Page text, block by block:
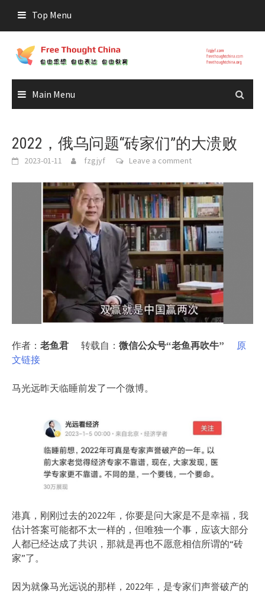
content
Top Menu
Main Menu
2022，俄乌问题“砖家们”的大溃败
2023-01-11 fzgjyf Leave a comment
作者： 老鱼君 转载自： 微信公众号“老鱼再吹牛”
原
文链接
马光远昨天临睡前发了一个微博。
港真，刚刚过去的2022年，你要是问大家是不是幸福，我
估计答案可能都不太一样的，但唯独一个事，应该大部分
人都已经达成了共识，那就是再也不愿意相信所谓的“砖
家”了。
因为就像马光远说的那样，2022年，是专家们声誉破产的